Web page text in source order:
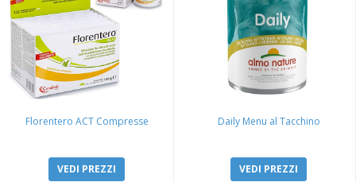
Florentero ACT Compresse
VEDI PREZZI
Daily Menu al Tacchino
VEDI PREZZI